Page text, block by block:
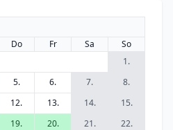
Do Fr Sa
So
1.
5. 6. 7.
8.
12. 13. 14.
15.
19. 20. 21.
22.